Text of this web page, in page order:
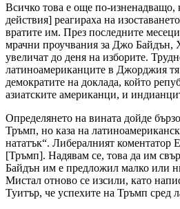
Всичко това е още по-изненадващо,
действия] реагираха на
вратите им. През последните
мрачни проучвания за Джо Байдън,
увеличат до деня на изборите.
латиноамериканците в Джорджия тя
демократите на доклада, който
азиатските американци, и
Определянето на вината дойде
Тръмп, но каза на
нататък“. Либералният коментатор
[Тръмп]. Надявам се, това да им
Байдън им е предложил малко или
Мистал отново се изсили, като
Туитър, че успехите на Тръмп сред